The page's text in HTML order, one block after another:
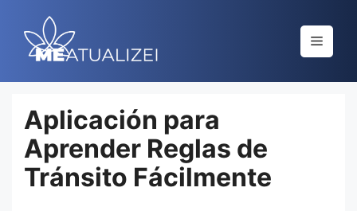
contenido
Menú
Aplicación para
Aprender Reglas de
Tránsito Fácilmente